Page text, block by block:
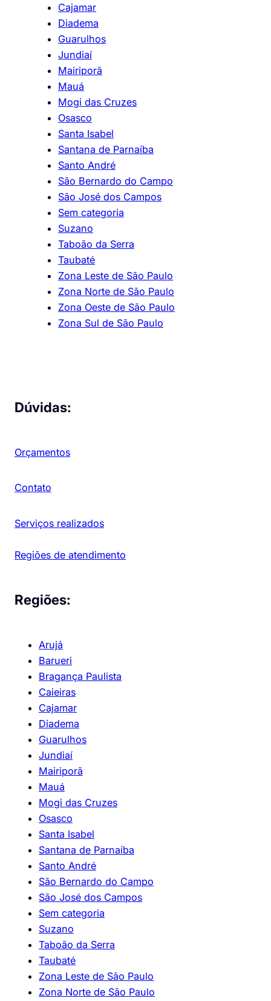
Cajamar
Diadema
Guarulhos
Jundiaí
Mairiporã
Mauá
Mogi das Cruzes
Osasco
Santa Isabel
Santana de Parnaíba
Santo André
São Bernardo do Campo
São José dos Campos
Sem categoria
Suzano
Taboão da Serra
Taubaté
Zona Leste de São Paulo
Zona Norte de São Paulo
Zona Oeste de São Paulo
Zona Sul de São Paulo
Dúvidas:
Orçamentos
Contato
Serviços realizados
Regiões de atendimento
Regiões:
Arujá
Barueri
Bragança Paulista
Caieiras
Cajamar
Diadema
Guarulhos
Jundiaí
Mairiporã
Mauá
Mogi das Cruzes
Osasco
Santa Isabel
Santana de Parnaíba
Santo André
São Bernardo do Campo
São José dos Campos
Sem categoria
Suzano
Taboão da Serra
Taubaté
Zona Leste de São Paulo
Zona Norte de São Paulo